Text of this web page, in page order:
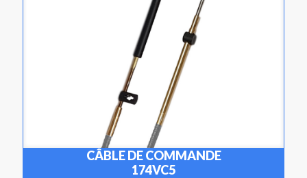
CÂBLE DE COMMANDE
174VC5